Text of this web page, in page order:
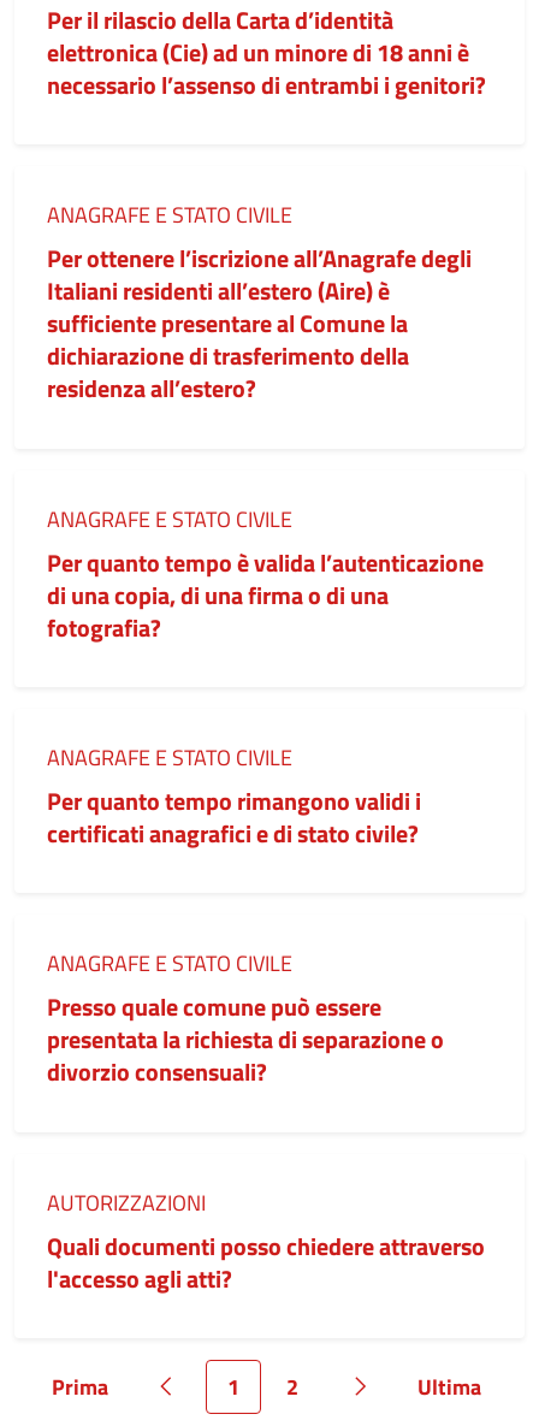
Per il rilascio della Carta d’identità
elettronica (Cie) ad un minore di 18 anni è
necessario l’assenso di entrambi i genitori?
Categoria:
ANAGRAFE E STATO CIVILE
Per ottenere l’iscrizione all’Anagrafe degli
Italiani residenti all’estero (Aire) è
sufficiente presentare al Comune la
dichiarazione di trasferimento della
residenza all’estero?
Categoria:
ANAGRAFE E STATO CIVILE
Per quanto tempo è valida l’autenticazione
di una copia, di una firma o di una
fotografia?
Categoria:
ANAGRAFE E STATO CIVILE
Per quanto tempo rimangono validi i
certificati anagrafici e di stato civile?
Categoria:
ANAGRAFE E STATO CIVILE
Presso quale comune può essere
presentata la richiesta di separazione o
divorzio consensuali?
Categoria:
AUTORIZZAZIONI
Quali documenti posso chiedere attraverso
l'accesso agli atti?
Pagina
Prima Pagina precedente
Pagina
1 Pagina
2 Pagina successiva
Pagina
Ultima